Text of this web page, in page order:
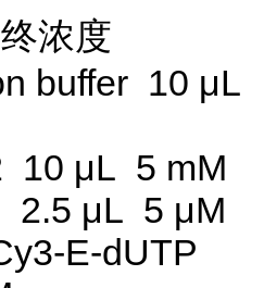
浓度
buffer 10 μL
10 μL 5 mM
2.5 μL 5 μM
E-dUTP